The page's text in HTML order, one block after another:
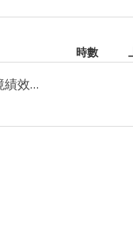
時數
ISO 14001:2026 環境管理系統改版重點｜企業轉版與環境績效管理